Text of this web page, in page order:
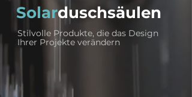
Solarduschsäulen
Stilvolle Produkte, die das Design
Ihrer Projekte verändern